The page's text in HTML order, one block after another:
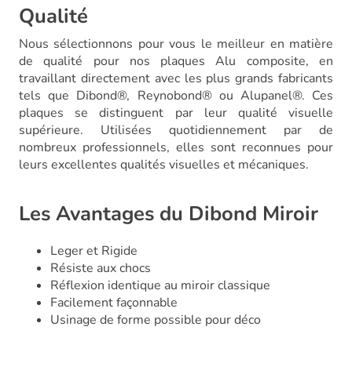
Qualité
Nous sélectionnons pour vous le meilleur en matière
de qualité pour nos plaques Alu composite, en
travaillant directement avec les plus grands fabricants
tels que Dibond®, Reynobond® ou Alupanel®. Ces
plaques se distinguent par leur qualité visuelle
supérieure. Utilisées quotidiennement par de
nombreux professionnels, elles sont reconnues pour
leurs excellentes qualités visuelles et mécaniques.
Les Avantages du Dibond Miroir
Leger et Rigide
Résiste aux chocs
Réflexion identique au miroir classique
Facilement façonnable
Usinage de forme possible pour déco